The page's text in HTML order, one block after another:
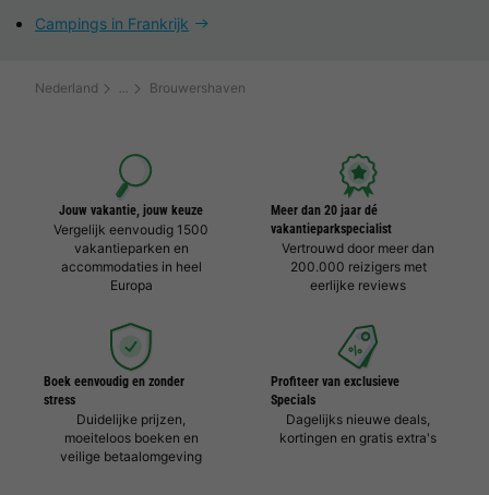
Campings in Frankrijk
Nederland Brouwershaven
Jouw vakantie, jouw keuze
Vergelijk eenvoudig 1500
vakantieparken en
accommodaties in heel
Europa
Meer dan 20 jaar dé
vakantieparkspecialist
Vertrouwd door meer dan
200.000 reizigers met
eerlijke reviews
Boek eenvoudig en zonder
stress
Duidelijke prijzen,
moeiteloos boeken en
veilige betaalomgeving
Profiteer van exclusieve
Specials
Dagelijks nieuwe deals,
kortingen en gratis extra's